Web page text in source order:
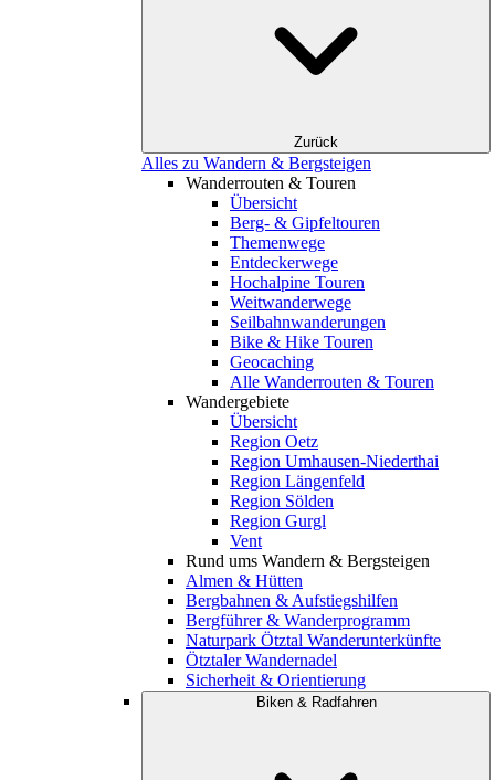
Zurück
Alles zu Wandern & Bergsteigen
Wanderrouten & Touren
Übersicht
Berg- & Gipfeltouren
Themenwege
Entdeckerwege
Hochalpine Touren
Weitwanderwege
Seilbahnwanderungen
Bike & Hike Touren
Geocaching
Alle Wanderrouten & Touren
Wandergebiete
Übersicht
Region Oetz
Region Umhausen-Niederthai
Region Längenfeld
Region Sölden
Region Gurgl
Vent
Rund ums Wandern & Bergsteigen
Almen & Hütten
Bergbahnen & Aufstiegshilfen
Bergführer & Wanderprogramm
Naturpark Ötztal Wanderunterkünfte
Ötztaler Wandernadel
Sicherheit & Orientierung
Biken & Radfahren